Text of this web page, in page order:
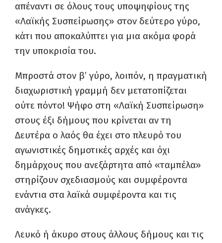
απέναντι σε όλους τους υποψηφίους της
«Λαϊκής Συσπείρωσης» στον δεύτερο γύρο,
κάτι που αποκαλύπτει για μια ακόμα φορά
την υποκρισία του.
Μπροστά στον β’ γύρο, λοιπόν, η πραγματική
διαχωριστική γραμμή δεν μετατοπίζεται
ούτε πόντο! Ψήφο στη «Λαϊκή Συσπείρωση»
στους έξι δήμους που κρίνεται αν τη
Δευτέρα ο λαός θα έχει στο πλευρό του
αγωνιστικές δημοτικές αρχές και όχι
δημάρχους που ανεξάρτητα από «ταμπέλα»
στηρίζουν σχεδιασμούς και συμφέροντα
ενάντια στα λαϊκά συμφέροντα και τις
ανάγκες.
Λευκό ή άκυρο στους άλλους δήμους και τις